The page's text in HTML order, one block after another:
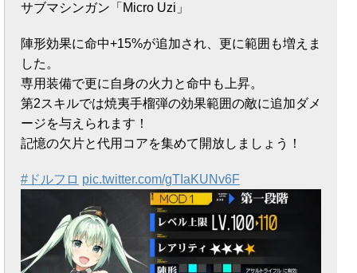
サブマシンガン「Micro Uzi」
陣形効果に命中+15%が追加され、更に範囲も増えま
した。
専用装備で更に自身の火力と命中も上昇。
第2スキルでは焼夷手榴弾の効果範囲の敵に追加ダメ
ージを与えられます！
記憶の欠片と代用コアを集めて開放しましょう！
#ドルフロ pic.twitter.com/gTIaKUNv6F